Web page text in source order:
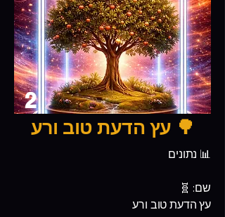
2
🌳 עץ הדעת טוב ורע
📊 נתונים
שם: 🧬
עץ הדעת טוב ורע